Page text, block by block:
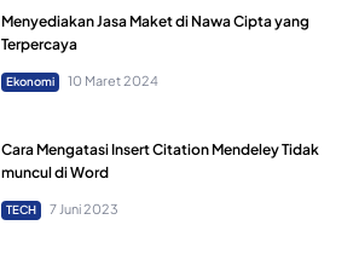
Menyediakan Jasa Maket di Nawa Cipta yang
Terpercaya
Ekonomi 10 Maret 2024
Cara Mengatasi Insert Citation Mendeley Tidak
muncul di Word
TECH 7 Juni 2023